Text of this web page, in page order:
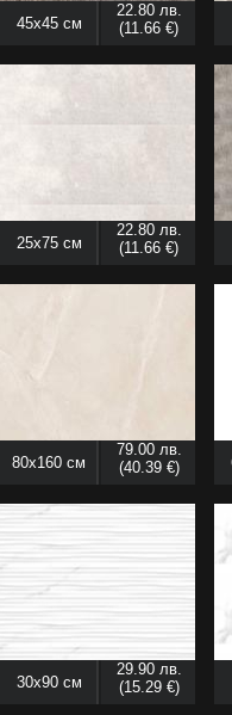
45x45 см
22.80 лв.
(11.66 €)
25x75 см
22.80 лв.
(11.66 €)
80x160 см
79.00 лв.
(40.39 €)
30x90 см
29.90 лв.
(15.29 €)